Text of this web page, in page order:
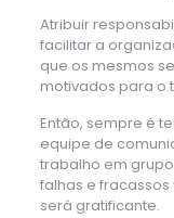
Atribuir
facilitar a
que os mesmos
motivados para o
Então, sempre é
equipe de
trabalho em
falhas e
será gratificante.